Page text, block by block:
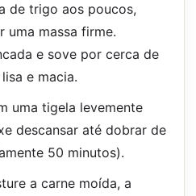
de trigo aos poucos,
uma massa firme.
e sove por cerca de
e macia.
uma tigela levemente
descansar até dobrar de
50 minutos).
a carne moída, a